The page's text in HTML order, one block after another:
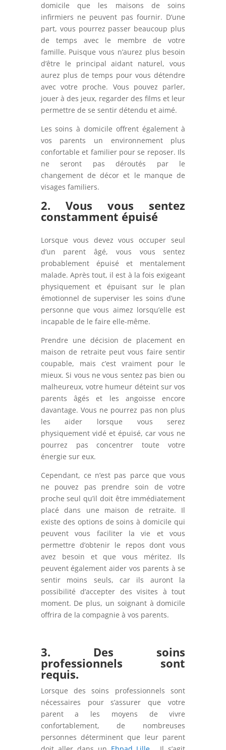
domicile que les maisons de soins
infirmiers ne peuvent pas fournir. D’une
part, vous pourrez passer beaucoup plus
de temps avec le membre de votre
famille. Puisque vous n’aurez plus besoin
d’être le principal aidant naturel, vous
aurez plus de temps pour vous détendre
avec votre proche. Vous pouvez parler,
jouer à des jeux, regarder des films et leur
permettre de se sentir détendu et aimé.
Les soins à domicile offrent également à
vos parents un environnement plus
confortable et familier pour se reposer. Ils
ne seront pas déroutés par le
changement de décor et le manque de
visages familiers.
2. Vous vous sentez
constamment épuisé
Lorsque vous devez vous occuper seul
d’un parent âgé, vous vous sentez
probablement épuisé et mentalement
malade. Après tout, il est à la fois exigeant
physiquement et épuisant sur le plan
émotionnel de superviser les soins d’une
personne que vous aimez lorsqu’elle est
incapable de le faire elle-même.
Prendre une décision de placement en
maison de retraite peut vous faire sentir
coupable, mais c’est vraiment pour le
mieux. Si vous ne vous sentez pas bien ou
malheureux, votre humeur déteint sur vos
parents âgés et les angoisse encore
davantage. Vous ne pourrez pas non plus
les aider lorsque vous serez
physiquement vidé et épuisé, car vous ne
pourrez pas concentrer toute votre
énergie sur eux.
Cependant, ce n’est pas parce que vous
ne pouvez pas prendre soin de votre
proche seul qu’il doit être immédiatement
placé dans une maison de retraite. Il
existe des options de soins à domicile qui
peuvent vous faciliter la vie et vous
permettre d’obtenir le repos dont vous
avez besoin et que vous méritez. Ils
peuvent également aider vos parents à se
sentir moins seuls, car ils auront la
possibilité d’accepter des visites à tout
moment. De plus, un soignant à domicile
offrira de la compagnie à vos parents.
3. Des soins
professionnels sont
requis.
Lorsque des soins professionnels sont
nécessaires pour s’assurer que votre
parent a les moyens de vivre
confortablement, de nombreuses
personnes déterminent que leur parent